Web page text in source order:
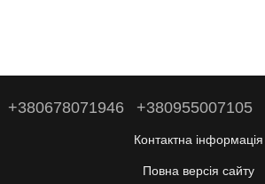
+380678071946 +380955007105
Контактна інформація
Повна версія сайту